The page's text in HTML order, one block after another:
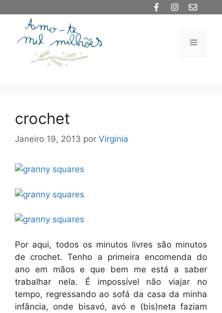
conteúdo
Menu
crochet
Janeiro 19, 2013 por Virginia
Por aqui, todos os minutos livres são minutos
de crochet. Tenho a primeira encomenda do
ano em mãos e que bem me está a saber
trabalhar nela. É impossível não viajar no
tempo, regressando ao sofá da casa da minha
infância, onde bisavó, avó e (bis)neta faziam